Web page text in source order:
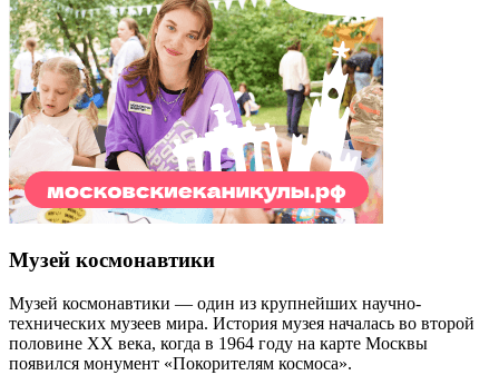
Музей космонавтики
Музей космонавтики — один из крупнейших научно-
технических музеев мира. История музея началась во второй
половине XX века, когда в 1964 году на карте Москвы
появился монумент «Покорителям космоса».